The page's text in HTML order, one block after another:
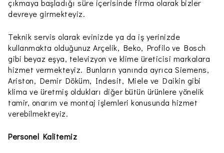
çıkmaya başladığı süre içerisinde firma olarak bizler
devreye girmekteyiz.
Teknik servis olarak evinizde ya da iş yerinizde
kullanmakta olduğunuz Arçelik, Beko, Profilo ve Bosch
gibi beyaz eşya, televizyon ve klime üreticisi markalara
hizmet vermekteyiz. Bunların yanında ayrıca Siemens,
Ariston, Demir Döküm, Indesit, Miele ve Daikin gibi
klima ve üretmiş oldukları diğer bütün ürünlere yönelik
tamir, onarım ve montaj işlemleri konusunda hizmet
verebilmekteyiz.
Personel Kalitemiz